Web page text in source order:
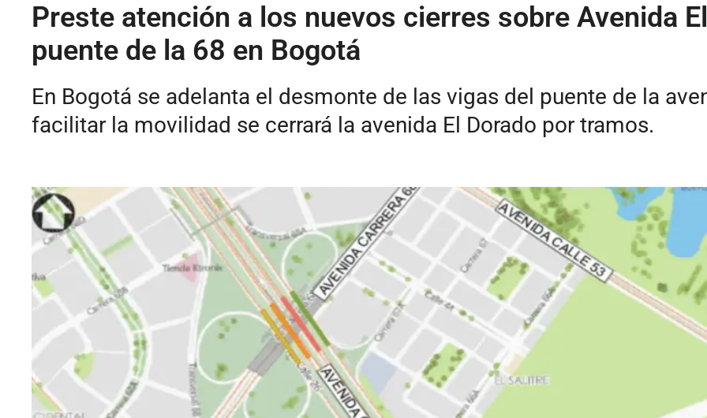
Preste atención a los nuevos cierres sobre Avenida
puente de la 68 en Bogotá
En Bogotá se adelanta el desmonte de las vigas del puente de la
facilitar la movilidad se cerrará la avenida El Dorado por tramos.